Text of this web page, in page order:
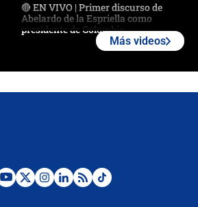
🔴 EN VIVO | Primer discurso de
Abelardo de la Espriella como
presidente de Colombia
Desde dermatitis hasta infecciones:
Más videos